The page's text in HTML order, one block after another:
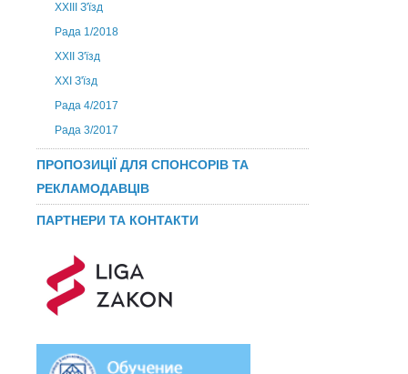
XXIII З'їзд
Рада 1/2018
ХХІІ З'їзд
XXI З'їзд
Рада 4/2017
Рада 3/2017
ПРОПОЗИЦІЇ ДЛЯ СПОНСОРІВ ТА
РЕКЛАМОДАВЦІВ
ПАРТНЕРИ ТА КОНТАКТИ